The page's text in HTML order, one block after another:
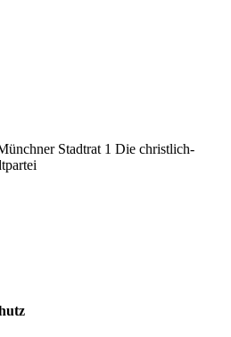
Stadtrat 1 Die christlich-